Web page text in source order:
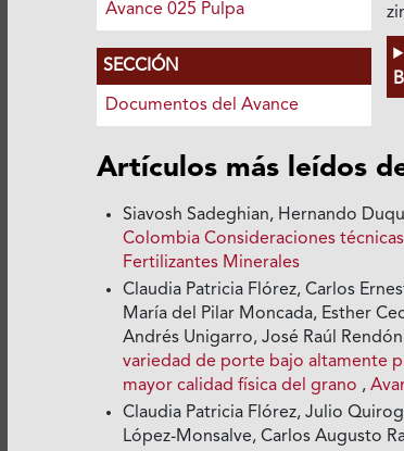
Avance 025 Pulpa
SECCIÓN
Documentos del Avance
Artículos más leídos
Siavosh Sadeghian, Hernando
Colombia Consideraciones técnicas
Fertilizantes Minerales
Claudia Patricia Flórez, Carlos
María del Pilar Moncada, Esther
Andrés Unigarro, José Raúl
variedad de porte bajo altamente
mayor calidad física del grano ,
Claudia Patricia Flórez, Julio
López-Monsalve, Carlos Augusto